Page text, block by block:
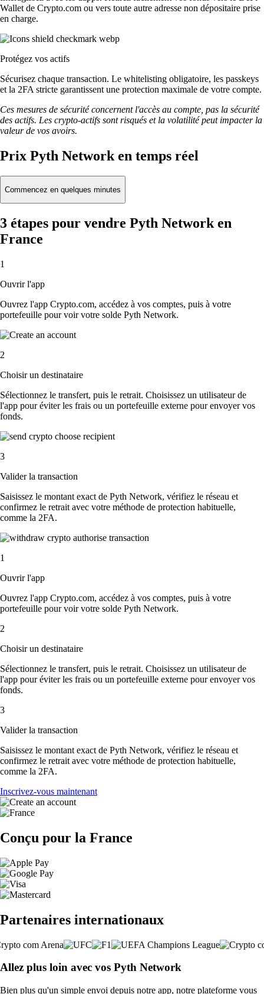
Wallet de Crypto.com ou vers toute autre adresse non dépositaire prise
en charge.
Protégez vos actifs
Sécurisez chaque transaction. Le whitelisting obligatoire, les passkeys
et la 2FA stricte garantissent une protection maximale de votre compte.
Ces mesures de sécurité concernent l'accès au compte, pas la sécurité
des actifs. Les crypto-actifs sont risqués et la volatilité peut impacter la
valeur de vos avoirs.
Prix Pyth Network en temps réel
Commencez en quelques minutes
3 étapes pour vendre Pyth Network en
France
1
Ouvrir l'app
Ouvrez l'app Crypto.com, accédez à vos comptes, puis à votre
portefeuille pour voir votre solde Pyth Network.
2
Choisir un destinataire
Sélectionnez le transfert, puis le retrait. Choisissez un utilisateur de
l'app pour éviter les frais ou un portefeuille externe pour envoyer vos
fonds.
3
Valider la transaction
Saisissez le montant exact de Pyth Network, vérifiez le réseau et
confirmez le retrait avec votre méthode de protection habituelle,
comme la 2FA.
1
Ouvrir l'app
Ouvrez l'app Crypto.com, accédez à vos comptes, puis à votre
portefeuille pour voir votre solde Pyth Network.
2
Choisir un destinataire
Sélectionnez le transfert, puis le retrait. Choisissez un utilisateur de
l'app pour éviter les frais ou un portefeuille externe pour envoyer vos
fonds.
3
Valider la transaction
Saisissez le montant exact de Pyth Network, vérifiez le réseau et
confirmez le retrait avec votre méthode de protection habituelle,
comme la 2FA.
Inscrivez-vous maintenant
Conçu pour la France
Partenaires internationaux
Allez plus loin avec vos Pyth Network
Bien plus qu'un simple envoi depuis notre app, notre plateforme vous